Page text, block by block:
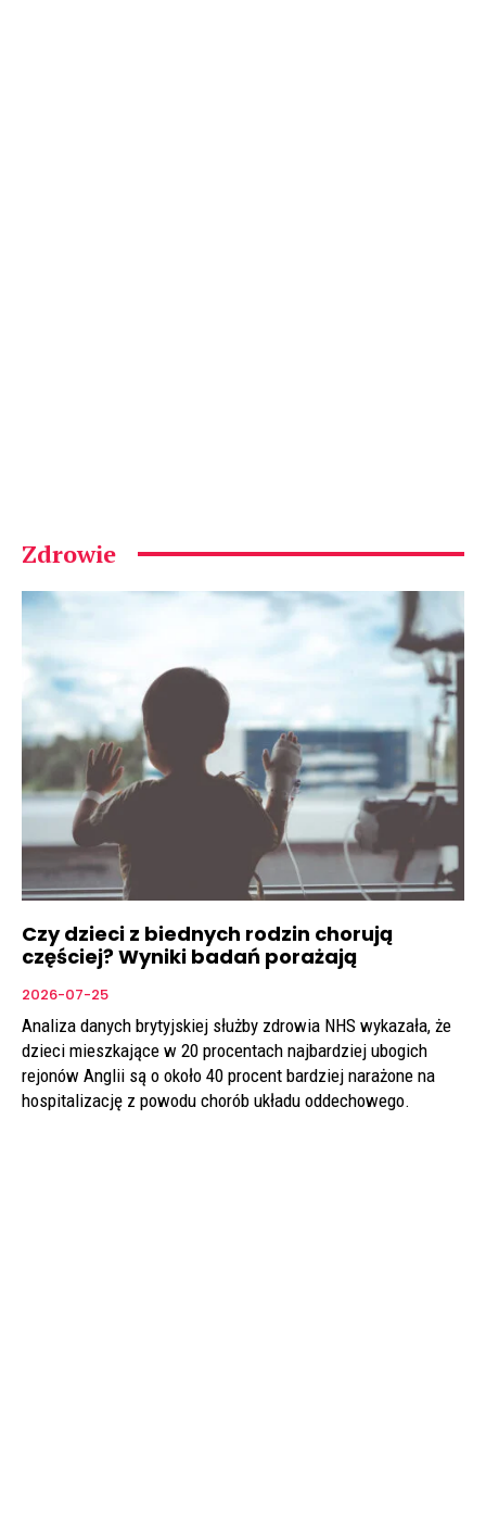
Zdrowie
Czy dzieci z biednych rodzin chorują
częściej? Wyniki badań porażają
2026-07-25
Analiza danych brytyjskiej służby zdrowia NHS wykazała, że
dzieci mieszkające w 20 procentach najbardziej ubogich
rejonów Anglii są o około 40 procent bardziej narażone na
hospitalizację z powodu chorób układu oddechowego.